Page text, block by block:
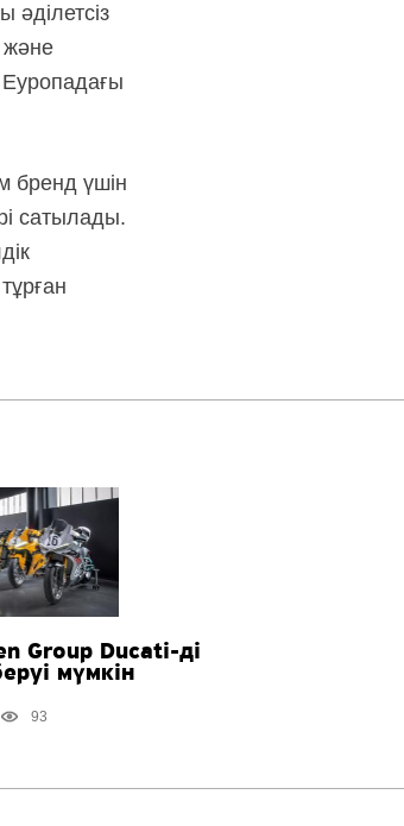
және
бренд үшін
сатылады.
Group Ducati-ді
мүмкін
93